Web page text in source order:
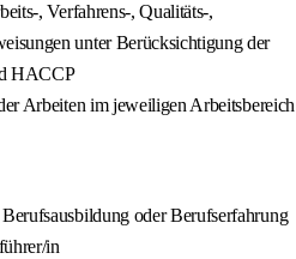
, Verfahrens-, Qualitäts-,
unter Berücksichtigung der
HACCP
Arbeiten im jeweiligen Arbeitsbereich
oder Berufserfahrung
in